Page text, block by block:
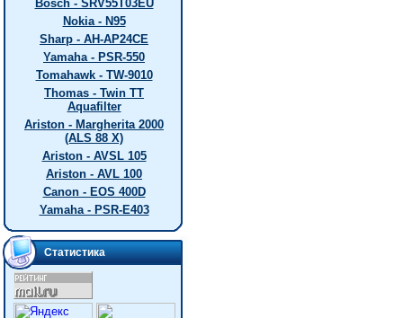
Bosch - SRV55T03EU
Nokia - N95
Sharp - AH-AP24CE
Yamaha - PSR-550
Tomahawk - TW-9010
Thomas - Twin TT
Aquafilter
Ariston - Margherita 2000
(ALS 88 X)
Ariston - AVSL 105
Ariston - AVL 100
Canon - EOS 400D
Yamaha - PSR-E403
Статистика